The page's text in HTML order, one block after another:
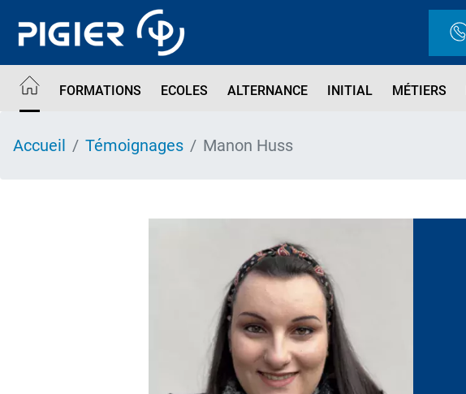
contenu
FORMATIONS ECOLES ALTERNANCE INITIAL MÉTIERS
Accueil Témoignages Manon Huss